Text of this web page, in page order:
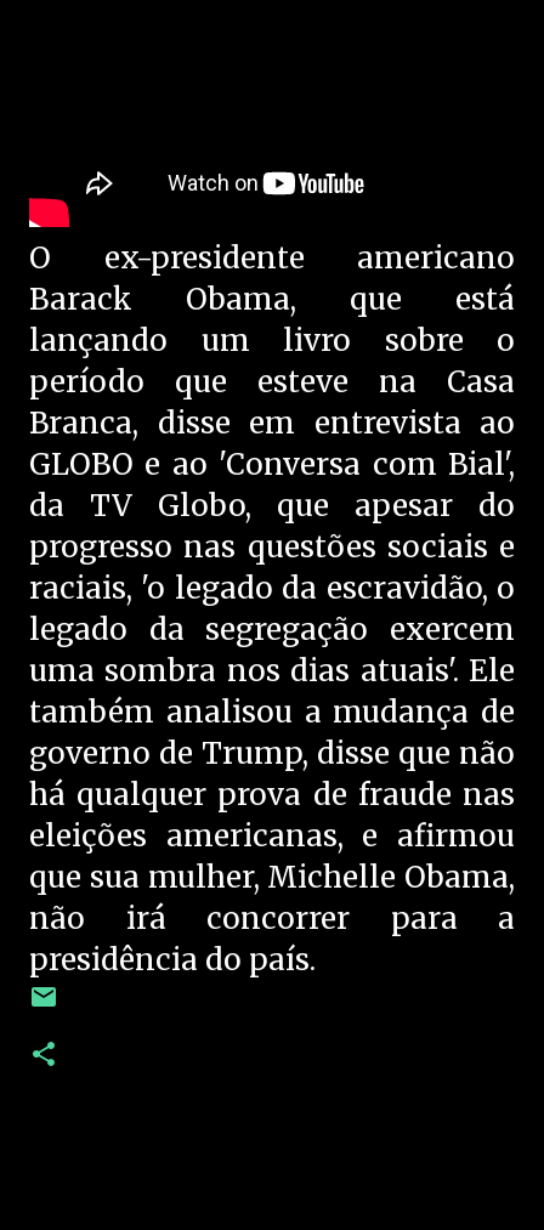
O ex-presidente americano
Barack Obama, que está
lançando um livro sobre o
período que esteve na Casa
Branca, disse em entrevista ao
GLOBO e ao 'Conversa com Bial',
da TV Globo, que apesar do
progresso nas questões sociais e
raciais, 'o legado da escravidão, o
legado da segregação exercem
uma sombra nos dias atuais'. Ele
também analisou a mudança de
governo de Trump, disse que não
há qualquer prova de fraude nas
eleições americanas, e afirmou
que sua mulher, Michelle Obama,
não irá concorrer para a
presidência do país.